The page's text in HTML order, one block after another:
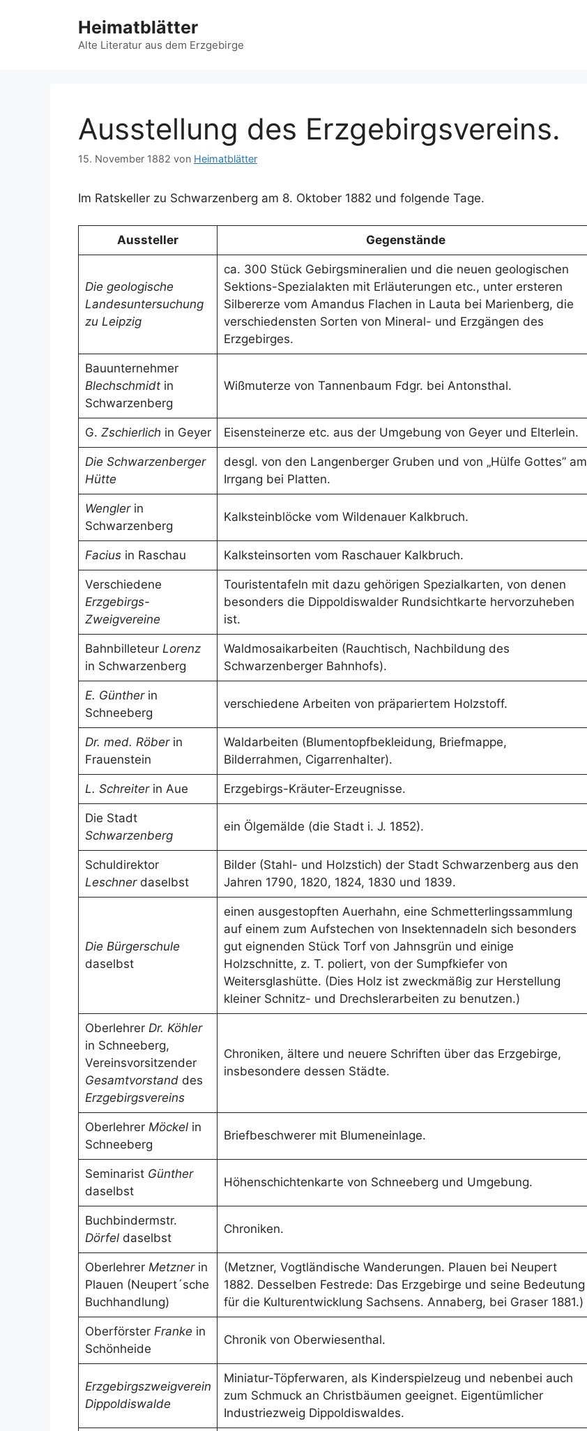
Heimatblätter
Alte Literatur aus dem Erzgebirge
Ausstellung des Erzgebirgsvereins.
15. November 1882 von Heimatblätter
Im Ratskeller zu Schwarzenberg am 8. Oktober 1882 und folgende Tage.
Aussteller Gegenstände
Die geologische
Landesuntersuchung
zu Leipzig
ca. 300 Stück Gebirgsmineralien und die neuen geologischen
Sektions-Spezialakten mit Erläuterungen etc., unter ersteren
Silbererze vom Amandus Flachen in Lauta bei Marienberg, die
verschiedensten Sorten von Mineral- und Erzgängen des
Erzgebirges.
Bauunternehmer
Blechschmidtin
Schwarzenberg
Wißmuterze von Tannenbaum Fdgr. bei Antonsthal.
G. Zschierlich in Geyer Eisensteinerze etc. aus der Umgebung von Geyer und Elterlein.
Die Schwarzenberger
Hütte
desgl. von den Langenberger Gruben und von „Hülfe Gottes” am
Irrgang bei Platten.
Wenglerin
Schwarzenberg
Kalksteinblöcke vom Wildenauer Kalkbruch.
Faciusin Raschau Kalksteinsorten vom Raschauer Kalkbruch.
Verschiedene
Erzgebirgs-
Zweigvereine
Touristentafeln mit dazu gehörigen Spezialkarten, von denen
besonders die Dippoldiswalder Rundsichtkarte hervorzuheben
ist.
Bahnbilleteur Lorenz
in Schwarzenberg
Waldmosaikarbeiten (Rauchtisch, Nachbildung des
Schwarzenberger Bahnhofs).
E. Güntherin
Schneeberg
verschiedene Arbeiten von präpariertem Holzstoff.
Dr. med. Röberin
Frauenstein
Waldarbeiten (Blumentopfbekleidung, Briefmappe,
Bilderrahmen, Cigarrenhalter).
L. Schreiterin Aue Erzgebirgs-Kräuter-Erzeugnisse.
Die Stadt
Schwarzenberg
ein Ölgemälde (die Stadt i. J. 1852).
Schuldirektor
Leschnerdaselbst
Bilder (Stahl- und Holzstich) der Stadt Schwarzenberg aus den
Jahren 1790, 1820, 1824, 1830 und 1839.
Die Bürgerschule
daselbst
einen ausgestopften Auerhahn, eine Schmetterlingssammlung
auf einem zum Aufstechen von Insektennadeln sich besonders
gut eignenden Stück Torf von Jahnsgrün und einige
Holzschnitte, z. T. poliert, von der Sumpfkiefer von
Weitersglashütte. (Dies Holz ist zweckmäßig zur Herstellung
kleiner Schnitz- und Drechslerarbeiten zu benutzen.)
Oberlehrer Dr. Köhler
in Schneeberg,
Vereinsvorsitzender
Gesamtvorstanddes
Erzgebirgsvereins
Chroniken, ältere und neuere Schriften über das Erzgebirge,
insbesondere dessen Städte.
Oberlehrer Möckelin
Schneeberg
Briefbeschwerer mit Blumeneinlage.
Seminarist Günther
daselbst
Höhenschichtenkarte von Schneeberg und Umgebung.
Buchbindermstr.
Dörfeldaselbst
Chroniken.
Oberlehrer Metznerin
Plauen (Neupert´sche
Buchhandlung)
(Metzner, Vogtländische Wanderungen. Plauen bei Neupert
1882. Desselben Festrede: Das Erzgebirge und seine Bedeutung
für die Kulturentwicklung Sachsens. Annaberg, bei Graser 1881.)
Oberförster Franke in
Schönheide
Chronik von Oberwiesenthal.
Erzgebirgszweigverein
Dippoldiswalde
Miniatur-Töpferwaren, als Kinderspielzeug und nebenbei auch
zum Schmuck an Christbäumen geeignet. Eigentümlicher
Industriezweig Dippoldiswaldes.